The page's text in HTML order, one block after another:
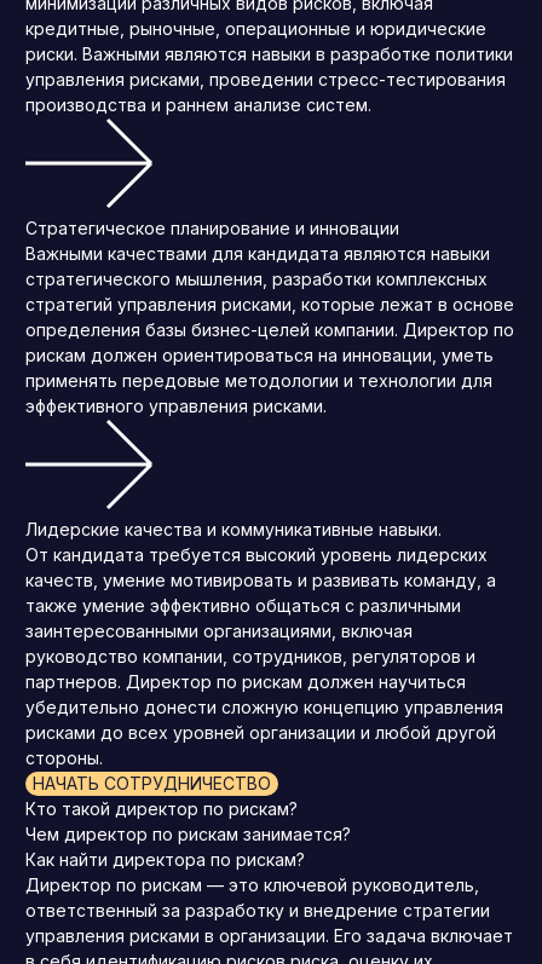
кредитные, рыночные, операционные и юридические
риски. Важными являются навыки в разработке политики
управления рисками, проведении стресс-тестирования
производства и раннем анализе систем.
Стратегическое планирование и инновации
Важными качествами для кандидата являются навыки
стратегического мышления, разработки комплексных
стратегий управления рисками, которые лежат в основе
определения базы бизнес-целей компании. Директор по
рискам должен ориентироваться на инновации, уметь
применять передовые методологии и технологии для
эффективного управления рисками.
Лидерские качества и коммуникативные навыки.
От кандидата требуется высокий уровень лидерских
качеств, умение мотивировать и развивать команду, а
также умение эффективно общаться с различными
заинтересованными организациями, включая
руководство компании, сотрудников, регуляторов и
партнеров. Директор по рискам должен научиться
убедительно донести сложную концепцию управления
рисками до всех уровней организации и любой другой
стороны.
НАЧАТЬ СОТРУДНИЧЕСТВО
Кто такой директор по рискам?
Чем директор по рискам занимается?
Как найти директора по рискам?
Директор по рискам — это ключевой руководитель,
ответственный за разработку и внедрение стратегии
управления рисками в организации. Его задача включает